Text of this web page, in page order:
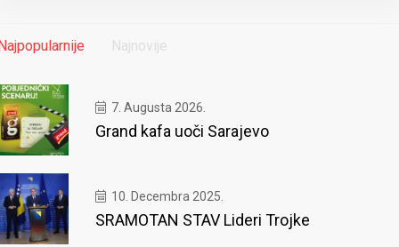
Najnovije
7. Augusta 2026.
Grand kafa uoči Sarajevo
10. Decembra 2025.
SRAMOTAN STAV Lideri Trojke